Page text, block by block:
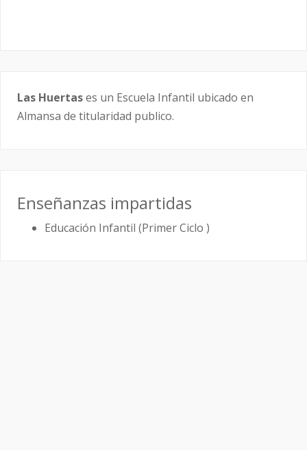
Las Huertases un Escuela Infantil ubicado en
Almansa de titularidad publico.
Enseñanzas impartidas
Educación Infantil (Primer Ciclo )